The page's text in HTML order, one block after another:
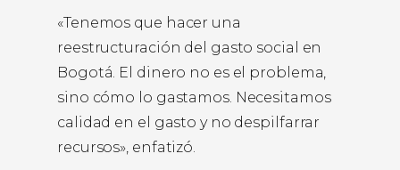
«Tenemos que hacer una
reestructuración del gasto social en
Bogotá. El dinero no es el problema,
sino cómo lo gastamos. Necesitamos
calidad en el gasto y no despilfarrar
recursos», enfatizó.